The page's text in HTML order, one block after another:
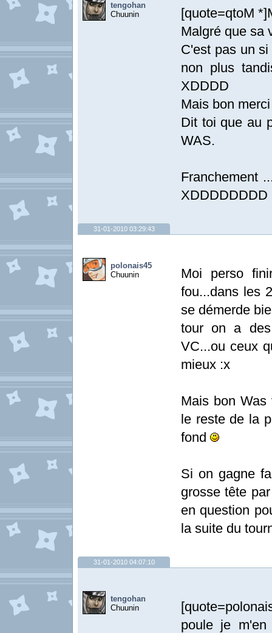
tengohan
Chuunin
[quote=qtoM
Malgré que sa
C'est pas un
non plus
XDDDD
Mais bon
Dit toi que au
WAS.
Franchement
XDDDDDDDD
31-01-2010 03:29:43
polonais45
Chuunin
Moi perso
fou...dans les
se démerde
tour on a
VC...ou ceux
mieux :x
Mais bon
le reste de la
fond
Si on gagne
grosse tête
en question
la suite du
31-01-2010 04:07:10
tengohan
Chuunin
poule je